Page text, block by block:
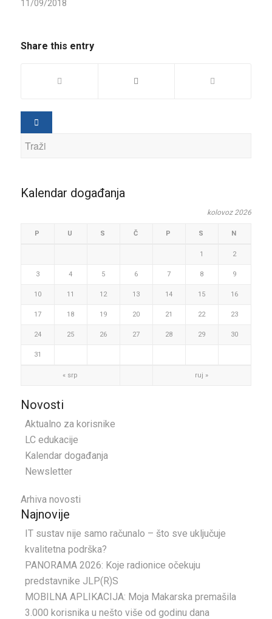
11/09/2018
Share this entry
Kalendar događanja
kolovoz 2026
P U S Č P S N
1 2
3 4 5 6 7 8 9
10 11 12 13 14 15 16
17 18 19 20 21 22 23
24 25 26 27 28 29 30
31
« srp ruj »
Novosti
Aktualno za korisnike
LC edukacije
Kalendar događanja
Newsletter
Arhiva novosti
Najnovije
IT sustav nije samo računalo – što sve uključuje
kvalitetna podrška?
PANORAMA 2026: Koje radionice očekuju
predstavnike JLP(R)S
MOBILNA APLIKACIJA: Moja Makarska premašila
3.000 korisnika u nešto više od godinu dana